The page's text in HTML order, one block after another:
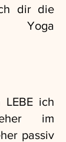
dir die
Yoga
ich
im
passiv